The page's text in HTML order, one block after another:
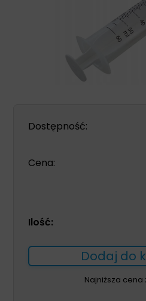
Dostępność:
Cena:
Ilość:
Dodaj do
Najniższa cena